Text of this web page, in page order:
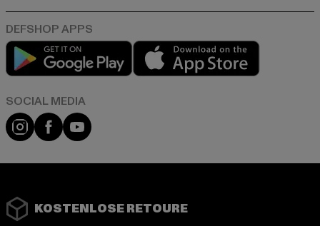
Play market
Instagram
FacebookYouTube
KOSTENLOSE RETOURE